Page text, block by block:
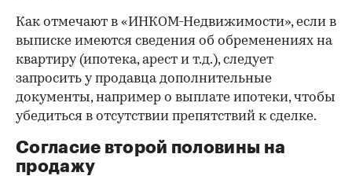
Как отмечают в «ИНКОМ-Недвижимости», если в
выписке имеются сведения об обременениях на
квартиру (ипотека, арест и т.д.), следует
запросить у продавца дополнительные
документы, например о выплате ипотеки, чтобы
убедиться в отсутствии препятствий к сделке.
Согласие второй половины на
продажу